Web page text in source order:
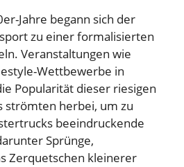
Jahre begann sich der
zu einer formalisierten
Veranstaltungen wie
Wettbewerbe in
Popularität dieser riesigen
strömten herbei, um zu
beeindruckende
Sprünge,
Zerquetschen kleinerer